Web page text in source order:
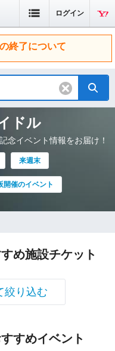
ログイン
終了について
ドル
念イベント情報をお届け！
来週末
開催のイベント
め施設チケット
絞り込む
すめイベント